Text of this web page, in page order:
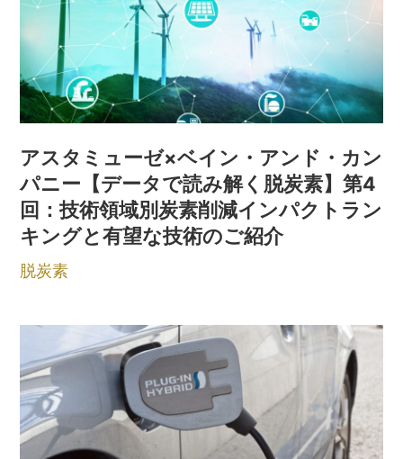
アスタミューゼ×ベイン・アンド・カン
パニー【データで読み解く脱炭素】第4
回：技術領域別炭素削減インパクトラン
キングと有望な技術のご紹介
脱炭素